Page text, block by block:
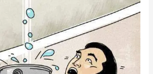
للاسطح
والخزانات